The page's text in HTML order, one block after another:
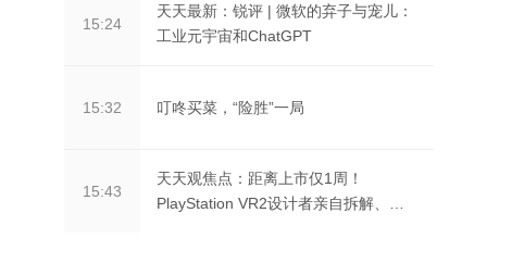
15:24
天天最新：锐评 | 微软的弃子与宠儿：
工业元宇宙和ChatGPT
15:32 叮咚买菜，“险胜”一局
15:43
天天观焦点：距离上市仅1周！
PlayStation VR2设计者亲自拆解、一